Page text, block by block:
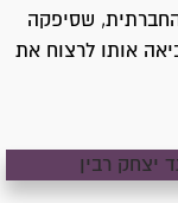
שסיפקה
אותו לרצוח את